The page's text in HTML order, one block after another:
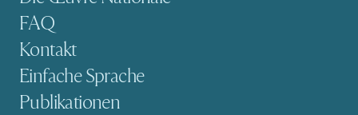
FAQ
Kontakt
Einfache Sprache
Publikationen